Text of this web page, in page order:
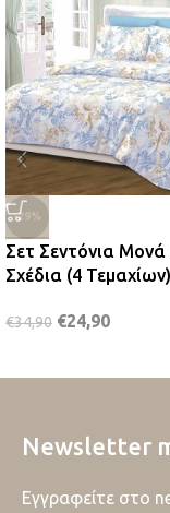
-29%
Σετ Σεντόνια
Σχέδια (4 Τεμαχίων)
€34,90 €24,90
Newsletter
Εγγραφείτε στο